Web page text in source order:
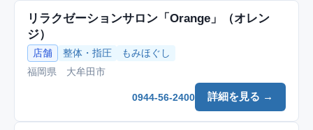
リラクゼーションサロン「Orange」（オレン
ジ）
店舗 整体・指圧
もみほぐし
福岡県 大牟田市
詳細を見る →
0944-56-2400